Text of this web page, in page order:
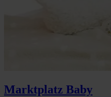
Marktplatz Baby